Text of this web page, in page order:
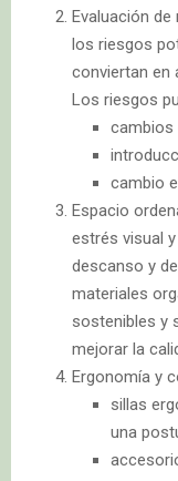
Evaluación
los riesgos
conviertan en
Los riesgos
cambios
cambio
Espacio
estrés visual
descanso y
materiales
sostenibles y
mejorar la
Ergonomía y
sillas
una